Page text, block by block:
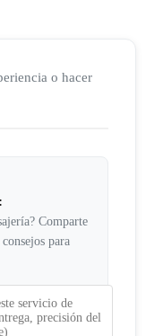
o hacer
Comparte
para